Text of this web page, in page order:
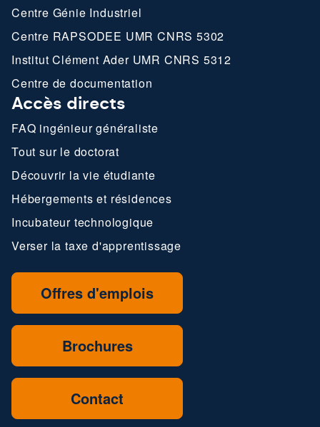
Centre Génie Industriel
Centre RAPSODEE UMR CNRS 5302
Institut Clément Ader UMR CNRS 5312
Centre de documentation
Accès directs
FAQ ingénieur généraliste
Tout sur le doctorat
Découvrir la vie étudiante
Hébergements et résidences
Incubateur technologique
Verser la taxe d'apprentissage
Offres d'emplois
Brochures
Contact